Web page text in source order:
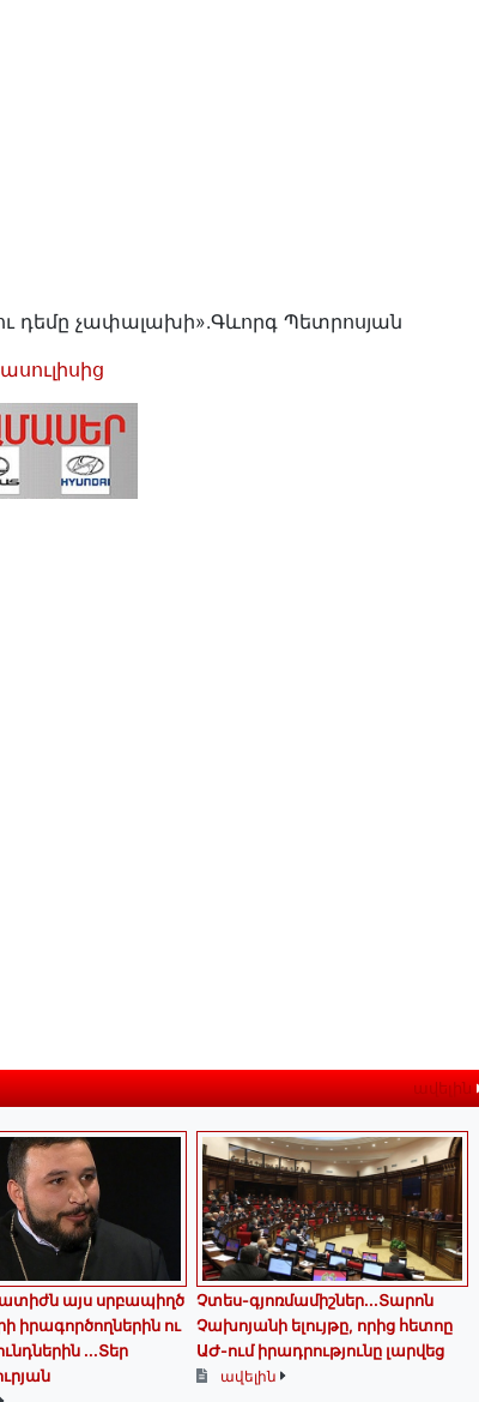
դեմը չափալախի».Գևորգ Պետրոսյան
ավելին
այս սրբապիղծ
իրագործողներին ու
...Տեր
Չտես-գյոռմամիշներ․․․Տարոն
Չախոյանի ելույթը, որից հետոը
ԱԺ-ում իրադրությունը լարվեց
ավելին